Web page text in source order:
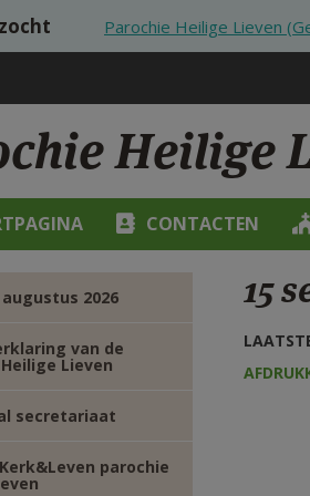
gaan
Parochie Heilige Lieven
Heilige
CONTACTEN
2026
van de
Lieven
secretariaat
parochie
15